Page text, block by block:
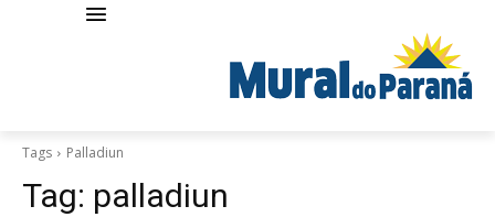
Tags Palladiun
Tag: palladiun